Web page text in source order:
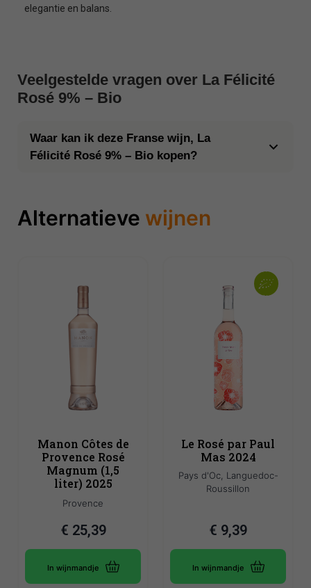
elegantie en balans.
Veelgestelde vragen over La Félicité
Rosé 9% – Bio
Waar kan ik deze Franse wijn, La
Félicité Rosé 9% – Bio kopen?
Alternatieve wijnen
Manon Côtes de
Provence Rosé
Magnum (1,5
liter) 2025
Provence
€ 25,39
In wijnmandje
Le Rosé par Paul
Mas 2024
Pays d'Oc, Languedoc-
Roussillon
€ 9,39
In wijnmandje